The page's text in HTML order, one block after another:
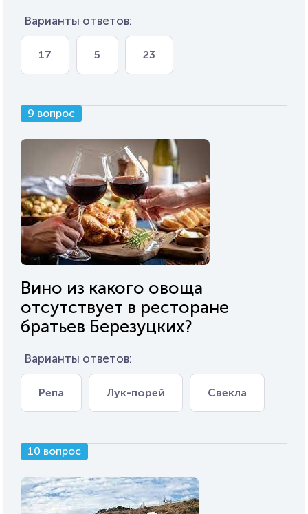
Варианты ответов:
17 5 23
9 вопрос
Вино из какого овоща
отсутствует в ресторане
братьев Березуцких?
Варианты ответов:
Репа Лук-порей Свекла
10 вопрос